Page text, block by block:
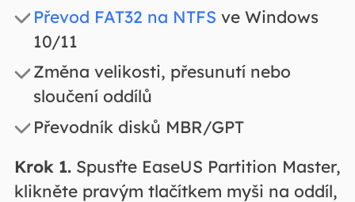
Převod FAT32 na NTFS ve Windows
10/11
Změna velikosti, přesunutí nebo
sloučení oddílů
Převodník disků MBR/GPT
Krok 1.Spusťte EaseUS Partition Master,
klikněte pravým tlačítkem myši na oddíl,